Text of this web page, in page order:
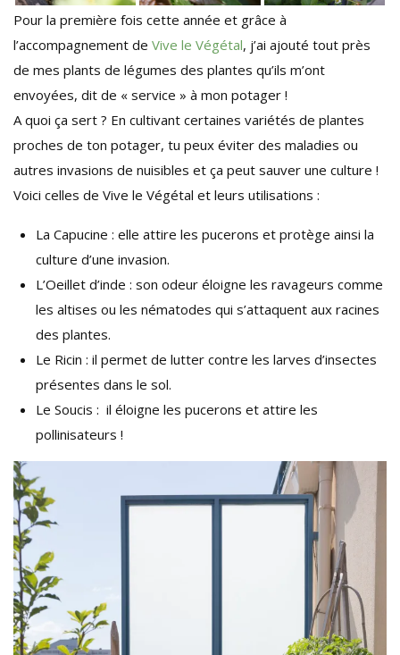
Pour la première fois cette année et grâce à
l’accompagnement de Vive le Végétal, j’ai ajouté tout près
de mes plants de légumes des plantes qu’ils m’ont
envoyées, dit de « service » à mon potager !
A quoi ça sert ? En cultivant certaines variétés de plantes
proches de ton potager, tu peux éviter des maladies ou
autres invasions de nuisibles et ça peut sauver une culture !
Voici celles de Vive le Végétal et leurs utilisations :
La Capucine : elle attire les pucerons et protège ainsi la
culture d’une invasion.
L’Oeillet d’inde : son odeur éloigne les ravageurs comme
les altises ou les nématodes qui s’attaquent aux racines
des plantes.
Le Ricin : il permet de lutter contre les larves d’insectes
présentes dans le sol.
Le Soucis : il éloigne les pucerons et attire les
pollinisateurs !